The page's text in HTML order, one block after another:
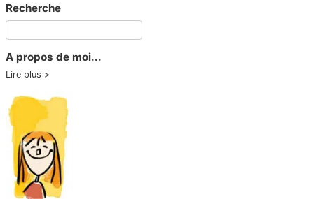
Recherche
A propos de moi...
Lire plus